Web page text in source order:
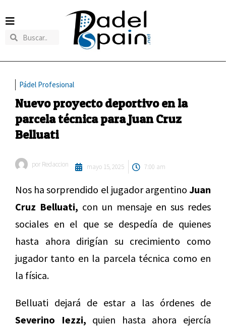
Pádel Profesional
Nuevo proyecto deportivo en la
parcela técnica para Juan Cruz
Belluati
por Redaccion mayo 15, 2025 7:00 am
Nos ha sorprendido el jugador argentino Juan
Cruz Belluati, con un mensaje en sus redes
sociales en el que se despedía de quienes
hasta ahora dirigían su crecimiento como
jugador tanto en la parcela técnica como en
la física.
Belluati dejará de estar a las órdenes de
Severino Iezzi, quien hasta ahora ejercía